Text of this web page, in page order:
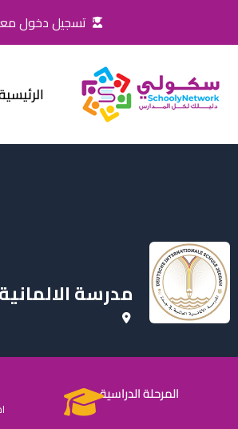
المحتوى
تسجيل دخول
مدرسة
المرحلة الدراسية